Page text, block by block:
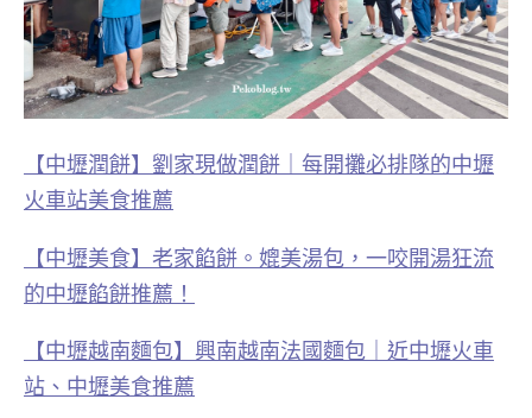
【中壢潤餅】劉家現做潤餅｜每開攤必排隊的中壢
火車站美食推薦
【中壢美食】老家餡餅。媲美湯包，一咬開湯狂流
的中壢餡餅推薦！
【中壢越南麵包】興南越南法國麵包｜近中壢火車
站、中壢美食推薦